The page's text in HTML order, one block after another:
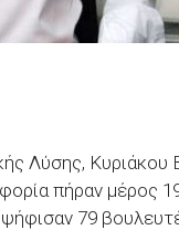
Λύσης, Κυριάκου
πήραν μέρος
79